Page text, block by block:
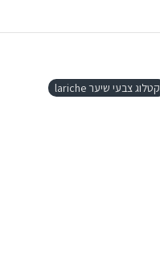
קטלוג צבעי שיער lariche